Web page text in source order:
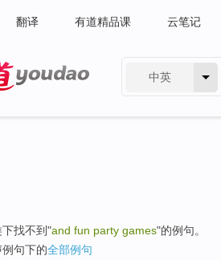
翻译 有道精品课 云笔记
中英
找不到"and fun party games"的例句。
句下的全部例句